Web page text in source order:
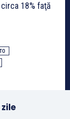
18% faţă